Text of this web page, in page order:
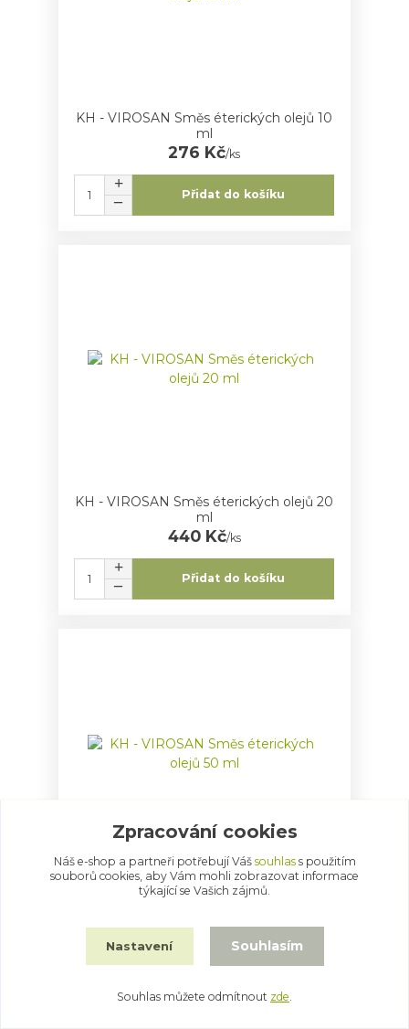
KH - VIROSAN Směs éterických olejů 10
ml
276 Kč/ks
Přidat do košíku
KH - VIROSAN Směs éterických olejů 20
ml
440 Kč/ks
Přidat do košíku
KH - VIROSAN Směs éterických olejů 50
Přidat do košíku
Zpracování cookies
Náš e-shop a partneři potřebují Váš souhlass použitím
souborů cookies, aby Vám mohli zobrazovat informace
týkající se Vašich zájmů.
Nastavení Souhlasím
Souhlas můžete odmítnout zde